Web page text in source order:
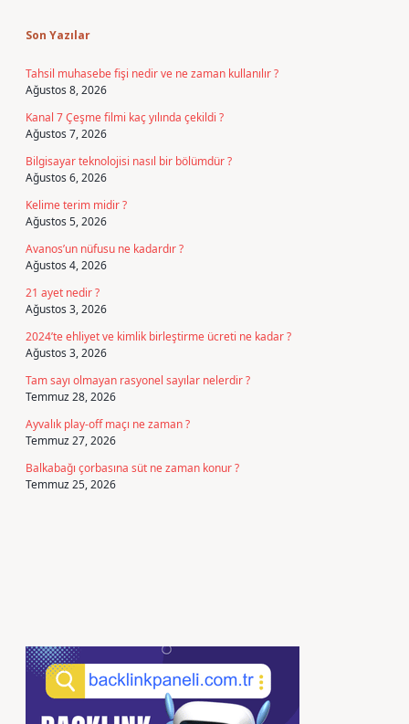
Son Yazılar
Tahsil muhasebe fişi nedir ve ne zaman kullanılır ?
Ağustos 8, 2026
Kanal 7 Çeşme filmi kaç yılında çekildi ?
Ağustos 7, 2026
Bilgisayar teknolojisi nasıl bir bölümdür ?
Ağustos 6, 2026
Kelime terim midir ?
Ağustos 5, 2026
Avanos’un nüfusu ne kadardır ?
Ağustos 4, 2026
21 ayet nedir ?
Ağustos 3, 2026
2024’te ehliyet ve kimlik birleştirme ücreti ne kadar ?
Ağustos 3, 2026
Tam sayı olmayan rasyonel sayılar nelerdir ?
Temmuz 28, 2026
Ayvalık play-off maçı ne zaman ?
Temmuz 27, 2026
Balkabağı çorbasına süt ne zaman konur ?
Temmuz 25, 2026